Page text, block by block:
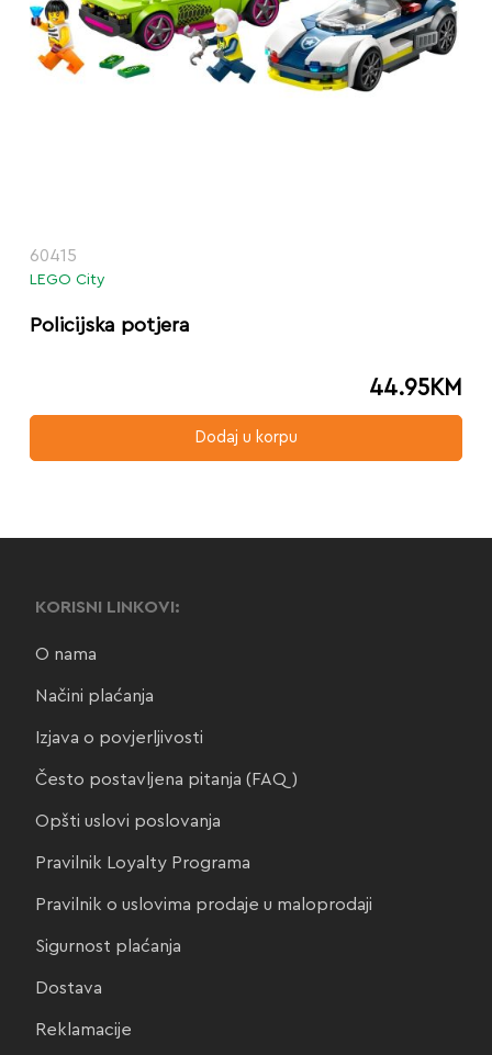
60415
LEGO City
Policijska potjera
44.95KM
Dodaj u korpu
KORISNI LINKOVI:
O nama
Načini plaćanja
Izjava o povjerljivosti
Često postavljena pitanja (FAQ)
Opšti uslovi poslovanja
Pravilnik Loyalty Programa
Pravilnik o uslovima prodaje u maloprodaji
Sigurnost plaćanja
Dostava
Reklamacije